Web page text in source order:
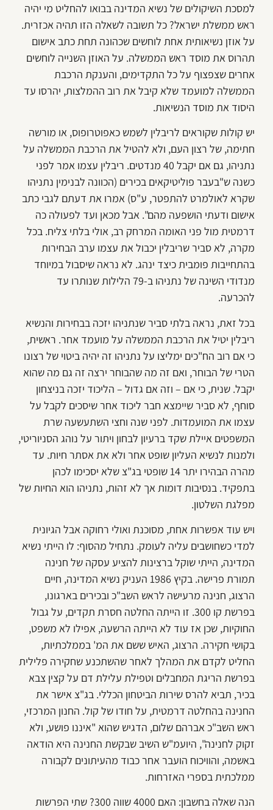
למסכת השיקולים של נשיא המדינה בבואו להחליט מי יהיה
ראש ממשלת ישראל? כל תשובה לשאלה הזו תהיה אכזרית.
על אוזן נשיאותית אחת לוחשים שכהונה תחת כתב אישום
תהרוס את מוסד ראש הממשלה. על האוזן השנייה לוחשים
אחרים שצפצוף על כל התקדימים, והענקת הרכבת
הממשלה למועמד שלא קיבל את רוב ההמלצות, יהרסו עד
היסוד את מוסד הנשיאות.
יש קולות שקוראים לריבלין לשמש כאפוטרופוס, או מורשה
חתימה, של רצון העם, ולא להטיל את הרכבת הממשלה על
נתניהו, גם אם יקבל 40 מנדטים. ריבלין עצמו אמר לפני
כשנה ש"בעבר פוליטיקאים בכירים (הכוונה לבנימין נתניהו
שקרא לאולמרט להתפטר, ע"ס) אמרו את דעתם לגבי כתב
אישום ודעתי הושפעה מהם". אבל מכאן ועד לפעולה כה
דרמטית מול פני האומה המרחק רב, אולי בלתי צליח. בכל
מקרה, לא סביר שריבלין יכבול את עצמו ערב הבחירות
בהתחייבות פומבית כיצד ינהג. לא נראה שיסבול במיוחד
מנדודי השינה של נתניהו ב-79 הלילות שנותרו עד
להכרעה.
בכל זאת, נראה בלתי סביר שנתניהו יזכה בבחירות והנשיא
ריבלין יטיל את הרכבת הממשלה על מועמד אחר. ראשית,
כי אם רוב הח"כים ימליצו על נתניהו זה יהיה ביטוי של רצונו
הטרי של הבוחר, ואם זה מה שהבוחר ירצה זה גם מה שהוא
יקבל. שנית, כי אם – וזה אם גדול – הליכוד יזכה בניצחון
סוחף, לא סביר שיימצא חבר ליכוד אחר שיסכים לקבל על
עצמו את המועמדות. לפני שנה וחצי השתעשעה שרת
המשפטים איילת שקד ברעיון לבחון ויתור על נוהג הסניוריטי,
ולמנות לנשיא העליון שופט אחר ולא את אסתר חיות. עד
מהרה הבהירו יתר 14 שופטי בג"צ שלא יסכימו לכהן
בתפקיד. בנסיבות דומות אך לא זהות, נתניהו הוא החיות של
מפלגת השלטון.
ויש עוד אפשרות אחת, מסוכנת ואולי רחוקה אבל הגיונית
למדי כשחושבים עליה לעומק. נתחיל מהסוף: לו הייתי נשיא
המדינה, הייתי שוקל ברצינות להציע עסקה של חנינה
תמורת פרישה. בקיץ 1986 העניק נשיא המדינה, חיים
הרצוג, חנינה מרעישה לראש השב"כ ובכירים בארגונו,
בפרשת קו 300. זו הייתה החלטה חסרת תקדים, על גבול
החוקיות, שכן אז עוד לא הייתה הרשעה, אפילו לא משפט,
בקושי חקירה. הרצוג, האיש ששם את המ' בממלכתיות,
החליט לקדם את המהלך לאחר שהשתכנע שחקירה פלילית
בפרשת הריגת המחבלים וטפילת עלילת דם על קצין צבא
בכיר, תביא להרס שירות הביטחון הכללי. בג"צ אישר את
החנינה בהחלטה דרמטית, על חודו של קול. החנון המרכזי,
ראש השב"כ אברהם שלום, הדגיש שהוא "איננו פושע, ולא
זקוק לחנינה", היועמ"ש השיב שבקשת החנינה היא הודאה
באשמה, והוויכוח הועבר אחר כבוד מהעיתונים לקבורה
ממלכתית בספרי האזרחות.
הנה שאלה בחשבון: האם 4000 שווה 300? שתי הפרשות